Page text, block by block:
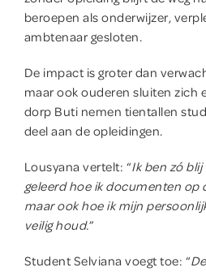
beroepen als onderwijzer,
ambtenaar gesloten.
De impact is groter dan
maar ook ouderen sluiten zich
dorp Buti nemen tientallen
deel aan de opleidingen.
Lousyana vertelt: “Ik ben zó
geleerd hoe ik documenten op
maar ook hoe ik mijn
veilig houd.”
Student Selviana voegt toe: “